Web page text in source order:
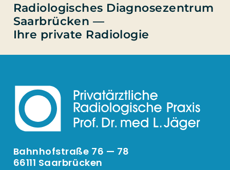
Radiologisches Diagnosezentrum
Saarbrücken —
Ihre private Radiologie
Bahnhofstraße 76 — 78
66111 Saarbrücken